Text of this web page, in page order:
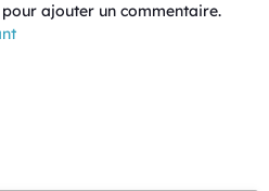
ajouter un commentaire.